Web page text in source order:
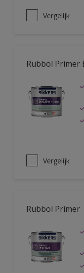
Vergelijk
Rubbol Primer
Vergelijk
Rubbol Primer